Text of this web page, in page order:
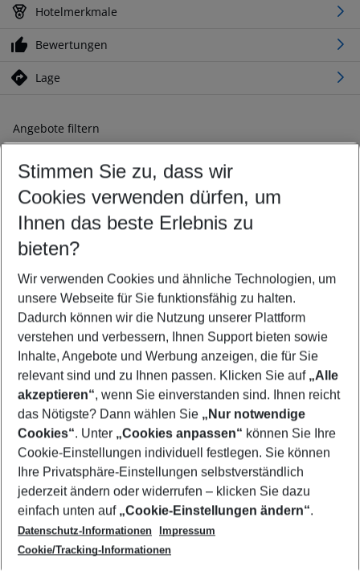
Hotelmerkmale
Bewertungen
Lage
Angebote filtern
Ändern Sie Ihre Kriterien nach Ihren Wünschen
Abflughafen wählen
Beliebiger Abflughafen
Reisezeitraum wählen
09.08.26– 07.08.27 5-8 Nächte
2 Erwachsene Keine Kinder
Mehr Filter anzeigen
Footer
Footer navigation
Über uns
AGB
Cookie-Einstellungen ändern
Cookie-Richtlinie
Datenschutz
Service & Hilfe
Barrierefreies Reisen
Check-in
Folgen Sie uns
Stimmen Sie zu, dass wir
Cookies verwenden dürfen, um
Ihnen das beste Erlebnis zu
bieten?
Wir verwenden Cookies und ähnliche Technologien, um
unsere Webseite für Sie funktionsfähig zu halten.
Dadurch können wir die Nutzung unserer Plattform
verstehen und verbessern, Ihnen Support bieten sowie
Inhalte, Angebote und Werbung anzeigen, die für Sie
relevant sind und zu Ihnen passen. Klicken Sie auf „Alle
akzeptieren“, wenn Sie einverstanden sind. Ihnen reicht
das Nötigste? Dann wählen Sie „Nur notwendige
Cookies“. Unter „Cookies anpassen“ können Sie Ihre
Cookie-Einstellungen individuell festlegen. Sie können
Ihre Privatsphäre-Einstellungen selbstverständlich
jederzeit ändern oder widerrufen – klicken Sie dazu
einfach unten auf „Cookie-Einstellungen ändern“.
Datenschutz-Informationen
Impressum
Cookie/Tracking-Informationen